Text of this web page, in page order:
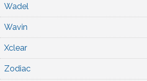
Wadel
Wavin
Xclear
Zodiac